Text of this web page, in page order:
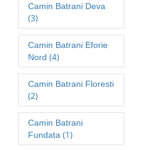
Camin Batrani Deva
(3)
Camin Batrani Eforie
Nord (4)
Camin Batrani Floresti
(2)
Camin Batrani
Fundata (1)